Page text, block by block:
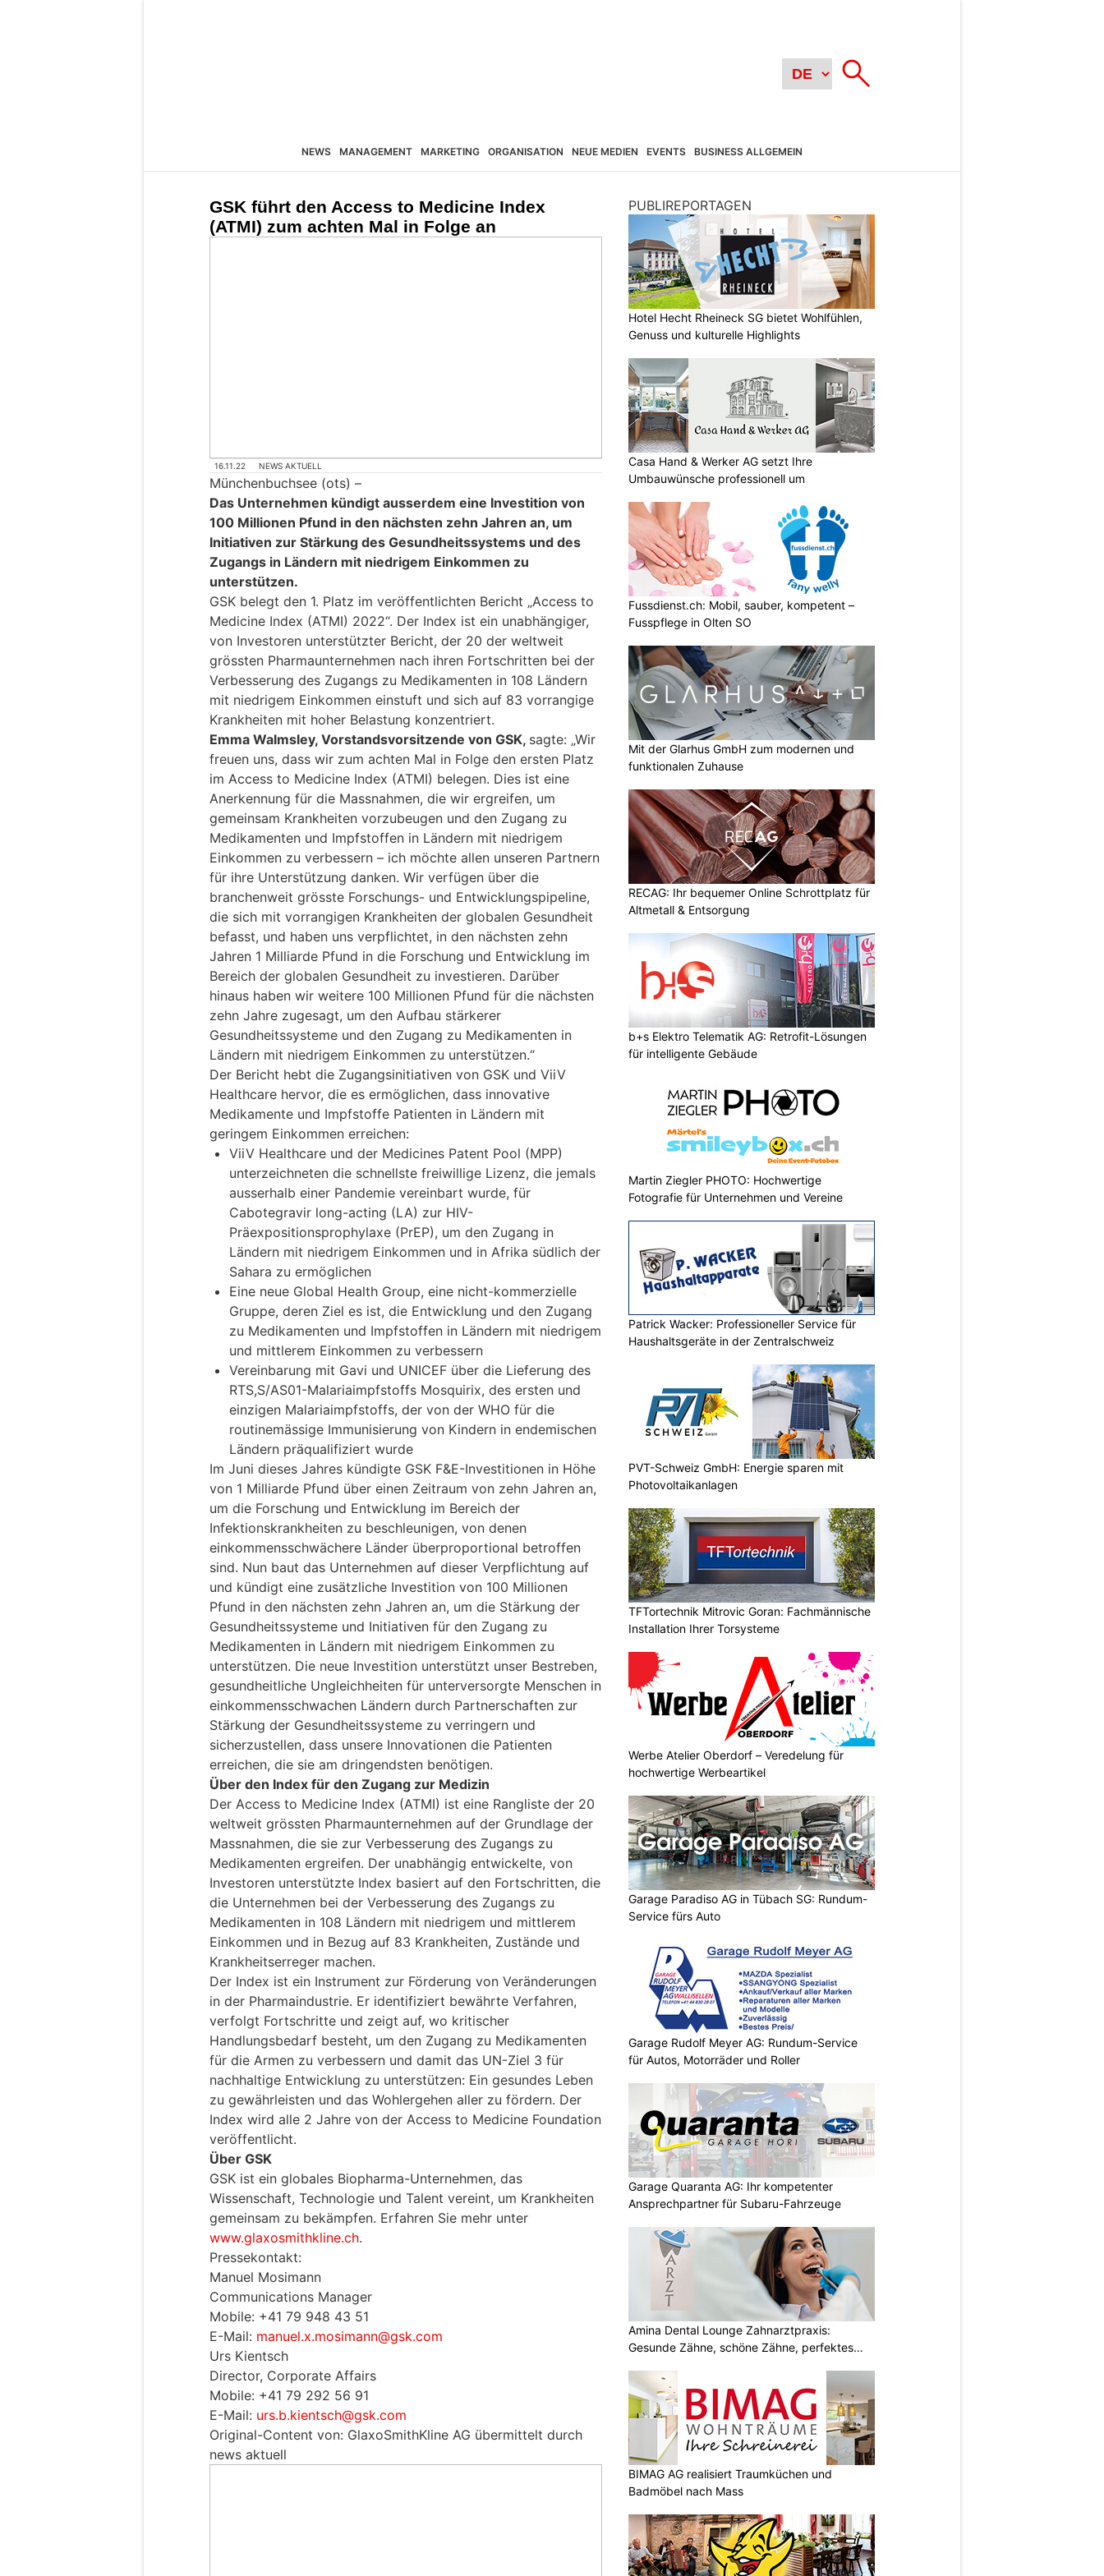
NEWS MANAGEMENT MARKETING ORGANISATION NEUE MEDIEN EVENTS BUSINESS ALLGEMEIN
GSK führt den Access to Medicine Index
(ATMI) zum achten Mal in Folge an
16.11.22 NEWS AKTUELL
Münchenbuchsee (ots) –
Das Unternehmen kündigt ausserdem eine Investition von
100 Millionen Pfund in den nächsten zehn Jahren an, um
Initiativen zur Stärkung des Gesundheitssystems und des
Zugangs in Ländern mit niedrigem Einkommen zu
unterstützen.
GSK belegt den 1. Platz im veröffentlichten Bericht „Access to
Medicine Index (ATMI) 2022“. Der Index ist ein unabhängiger,
von Investoren unterstützter Bericht, der 20 der weltweit
grössten Pharmaunternehmen nach ihren Fortschritten bei der
Verbesserung des Zugangs zu Medikamenten in 108 Ländern
mit niedrigem Einkommen einstuft und sich auf 83 vorrangige
Krankheiten mit hoher Belastung konzentriert.
Emma Walmsley, Vorstandsvorsitzende von GSK, sagte: „Wir
freuen uns, dass wir zum achten Mal in Folge den ersten Platz
im Access to Medicine Index (ATMI) belegen. Dies ist eine
Anerkennung für die Massnahmen, die wir ergreifen, um
gemeinsam Krankheiten vorzubeugen und den Zugang zu
Medikamenten und Impfstoffen in Ländern mit niedrigem
Einkommen zu verbessern – ich möchte allen unseren Partnern
für ihre Unterstützung danken. Wir verfügen über die
branchenweit grösste Forschungs- und Entwicklungspipeline,
die sich mit vorrangigen Krankheiten der globalen Gesundheit
befasst, und haben uns verpflichtet, in den nächsten zehn
Jahren 1 Milliarde Pfund in die Forschung und Entwicklung im
Bereich der globalen Gesundheit zu investieren. Darüber
hinaus haben wir weitere 100 Millionen Pfund für die nächsten
zehn Jahre zugesagt, um den Aufbau stärkerer
Gesundheitssysteme und den Zugang zu Medikamenten in
Ländern mit niedrigem Einkommen zu unterstützen.“
Der Bericht hebt die Zugangsinitiativen von GSK und ViiV
Healthcare hervor, die es ermöglichen, dass innovative
Medikamente und Impfstoffe Patienten in Ländern mit
geringem Einkommen erreichen:
ViiV Healthcare und der Medicines Patent Pool (MPP)
unterzeichneten die schnellste freiwillige Lizenz, die jemals
ausserhalb einer Pandemie vereinbart wurde, für
Cabotegravir long-acting (LA) zur HIV-
Präexpositionsprophylaxe (PrEP), um den Zugang in
Ländern mit niedrigem Einkommen und in Afrika südlich der
Sahara zu ermöglichen
Eine neue Global Health Group, eine nicht-kommerzielle
Gruppe, deren Ziel es ist, die Entwicklung und den Zugang
zu Medikamenten und Impfstoffen in Ländern mit niedrigem
und mittlerem Einkommen zu verbessern
Vereinbarung mit Gavi und UNICEF über die Lieferung des
RTS,S/AS01-Malariaimpfstoffs Mosquirix, des ersten und
einzigen Malariaimpfstoffs, der von der WHO für die
routinemässige Immunisierung von Kindern in endemischen
Ländern präqualifiziert wurde
Im Juni dieses Jahres kündigte GSK F&E-Investitionen in Höhe
von 1 Milliarde Pfund über einen Zeitraum von zehn Jahren an,
um die Forschung und Entwicklung im Bereich der
Infektionskrankheiten zu beschleunigen, von denen
einkommensschwächere Länder überproportional betroffen
sind. Nun baut das Unternehmen auf dieser Verpflichtung auf
und kündigt eine zusätzliche Investition von 100 Millionen
Pfund in den nächsten zehn Jahren an, um die Stärkung der
Gesundheitssysteme und Initiativen für den Zugang zu
Medikamenten in Ländern mit niedrigem Einkommen zu
unterstützen. Die neue Investition unterstützt unser Bestreben,
gesundheitliche Ungleichheiten für unterversorgte Menschen in
einkommensschwachen Ländern durch Partnerschaften zur
Stärkung der Gesundheitssysteme zu verringern und
sicherzustellen, dass unsere Innovationen die Patienten
erreichen, die sie am dringendsten benötigen.
Über den Index für den Zugang zur Medizin
Der Access to Medicine Index (ATMI) ist eine Rangliste der 20
weltweit grössten Pharmaunternehmen auf der Grundlage der
Massnahmen, die sie zur Verbesserung des Zugangs zu
Medikamenten ergreifen. Der unabhängig entwickelte, von
Investoren unterstützte Index basiert auf den Fortschritten, die
die Unternehmen bei der Verbesserung des Zugangs zu
Medikamenten in 108 Ländern mit niedrigem und mittlerem
Einkommen und in Bezug auf 83 Krankheiten, Zustände und
Krankheitserreger machen.
Der Index ist ein Instrument zur Förderung von Veränderungen
in der Pharmaindustrie. Er identifiziert bewährte Verfahren,
verfolgt Fortschritte und zeigt auf, wo kritischer
Handlungsbedarf besteht, um den Zugang zu Medikamenten
für die Armen zu verbessern und damit das UN-Ziel 3 für
nachhaltige Entwicklung zu unterstützen: Ein gesundes Leben
zu gewährleisten und das Wohlergehen aller zu fördern. Der
Index wird alle 2 Jahre von der Access to Medicine Foundation
veröffentlicht.
Über GSK
GSK ist ein globales Biopharma-Unternehmen, das
Wissenschaft, Technologie und Talent vereint, um Krankheiten
gemeinsam zu bekämpfen. Erfahren Sie mehr unter
www.glaxosmithkline.ch.
Pressekontakt:
Manuel Mosimann
Communications Manager
Mobile: +41 79 948 43 51
E-Mail: manuel.x.mosimann@gsk.com
Urs Kientsch
Director, Corporate Affairs
Mobile: +41 79 292 56 91
E-Mail: urs.b.kientsch@gsk.com
Original-Content von: GlaxoSmithKline AG übermittelt durch
news aktuell
PUBLIREPORTAGEN
Hotel Hecht Rheineck SG bietet Wohlfühlen,
Genuss und kulturelle Highlights
Casa Hand & Werker AG setzt Ihre
Umbauwünsche professionell um
Fussdienst.ch: Mobil, sauber, kompetent –
Fusspflege in Olten SO
Mit der Glarhus GmbH zum modernen und
funktionalen Zuhause
RECAG: Ihr bequemer Online Schrottplatz für
Altmetall & Entsorgung
b+s Elektro Telematik AG: Retrofit-Lösungen
für intelligente Gebäude
Martin Ziegler PHOTO: Hochwertige
Fotografie für Unternehmen und Vereine
Patrick Wacker: Professioneller Service für
Haushaltsgeräte in der Zentralschweiz
PVT-Schweiz GmbH: Energie sparen mit
Photovoltaikanlagen
TFTortechnik Mitrovic Goran: Fachmännische
Installation Ihrer Torsysteme
Werbe Atelier Oberdorf – Veredelung für
hochwertige Werbeartikel
Garage Paradiso AG in Tübach SG: Rundum-
Service fürs Auto
Garage Rudolf Meyer AG: Rundum-Service
für Autos, Motorräder und Roller
Garage Quaranta AG: Ihr kompetenter
Ansprechpartner für Subaru-Fahrzeuge
Amina Dental Lounge Zahnarztpraxis:
Gesunde Zähne, schöne Zähne, perfektes
BIMAG AG realisiert Traumküchen und
Badmöbel nach Mass